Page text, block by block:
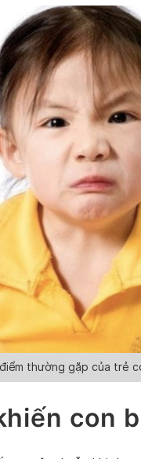
thường gặp của trẻ
con